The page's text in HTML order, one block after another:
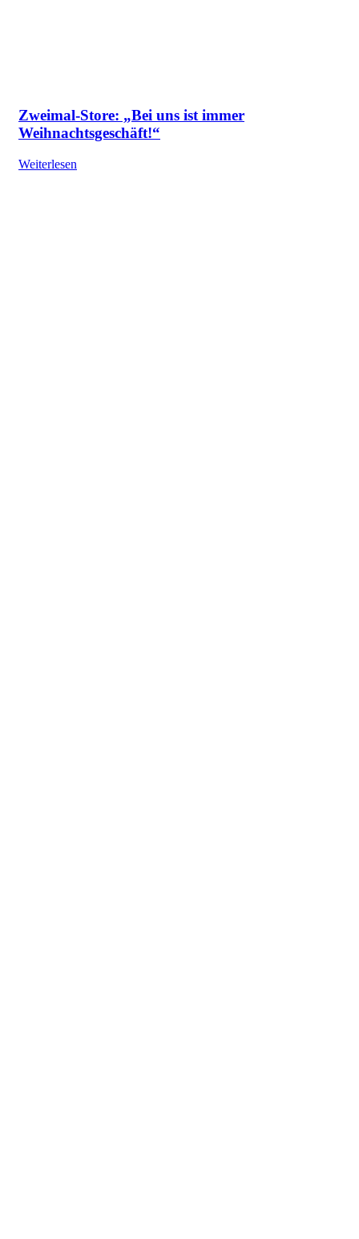
Zweimal-Store: „Bei uns ist immer
Weihnachtsgeschäft!“
Weiterlesen